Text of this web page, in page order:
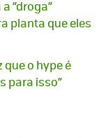
“droga”
planta que eles
que o hype é
para isso”